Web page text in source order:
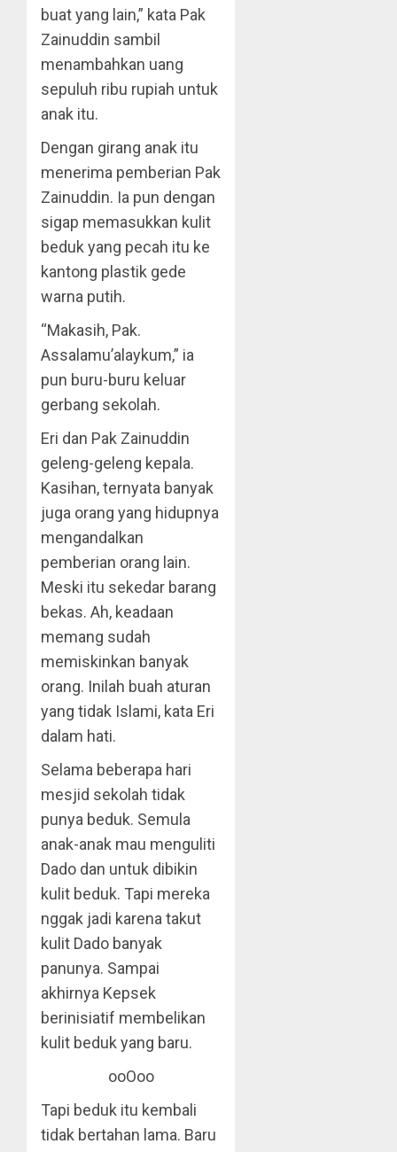
buat yang lain,” kata Pak
Zainuddin sambil
menambahkan uang
sepuluh ribu rupiah untuk
anak itu.
Dengan girang anak itu
menerima pemberian Pak
Zainuddin. Ia pun dengan
sigap memasukkan kulit
beduk yang pecah itu ke
kantong plastik gede
warna putih.
“Makasih, Pak.
Assalamu’alaykum,” ia
pun buru-buru keluar
gerbang sekolah.
Eri dan Pak Zainuddin
geleng-geleng kepala.
Kasihan, ternyata banyak
juga orang yang hidupnya
mengandalkan
pemberian orang lain.
Meski itu sekedar barang
bekas. Ah, keadaan
memang sudah
memiskinkan banyak
orang. Inilah buah aturan
yang tidak Islami, kata Eri
dalam hati.
Selama beberapa hari
mesjid sekolah tidak
punya beduk. Semula
anak-anak mau menguliti
Dado dan untuk dibikin
kulit beduk. Tapi mereka
nggak jadi karena takut
kulit Dado banyak
panunya. Sampai
akhirnya Kepsek
berinisiatif membelikan
kulit beduk yang baru.
ooOoo
Tapi beduk itu kembali
tidak bertahan lama. Baru